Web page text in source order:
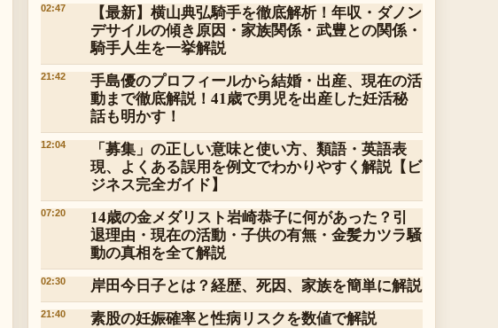
02:47
【最新】横山典弘騎手を徹底解析！年収・ダノン
デサイルの傾き原因・家族関係・武豊との関係・
騎手人生を一挙解説
21:42
手島優のプロフィールから結婚・出産、現在の活
動まで徹底解説！41歳で男児を出産した妊活秘
話も明かす！
12:04
「募集」の正しい意味と使い方、類語・英語表
現、よくある誤用を例文でわかりやすく解説【ビ
ジネス完全ガイド】
07:20
14歳の金メダリスト岩崎恭子に何があった？引
退理由・現在の活動・子供の有無・金髪カツラ騒
動の真相を全て解説
02:30 岸田今日子とは？経歴、死因、家族を簡単に解説
21:40 素股の妊娠確率と性病リスクを数値で解説